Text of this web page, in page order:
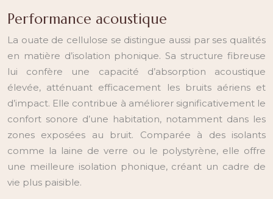
Performance acoustique
La ouate de cellulose se distingue aussi par ses qualités
en matière d’isolation phonique. Sa structure fibreuse
lui confère une capacité d’absorption acoustique
élevée, atténuant efficacement les bruits aériens et
d’impact. Elle contribue à améliorer significativement le
confort sonore d’une habitation, notamment dans les
zones exposées au bruit. Comparée à des isolants
comme la laine de verre ou le polystyrène, elle offre
une meilleure isolation phonique, créant un cadre de
vie plus paisible.